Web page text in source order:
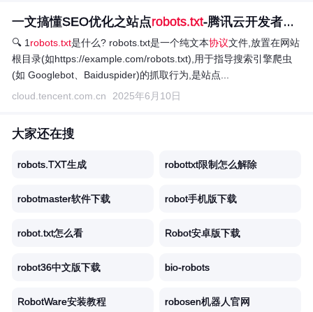
一文搞懂SEO优化之站点robots.txt-腾讯云开发者社区...
🔍 1robots.txt是什么? robots.txt是一个纯文本协议文件,放置在网站
根目录(如https://example.com/robots.txt),用于指导搜索引擎爬虫
(如 Googlebot、Baiduspider)的抓取行为,是站点...
cloud.tencent.com.cn
2025年6月10日
大家还在搜
robots.TXT生成 robottxt限制怎么解除
robotmaster软件下载 robot手机版下载
robot.txt怎么看 Robot安卓版下载
robot36中文版下载 bio-robots
RobotWare安装教程 robosen机器人官网